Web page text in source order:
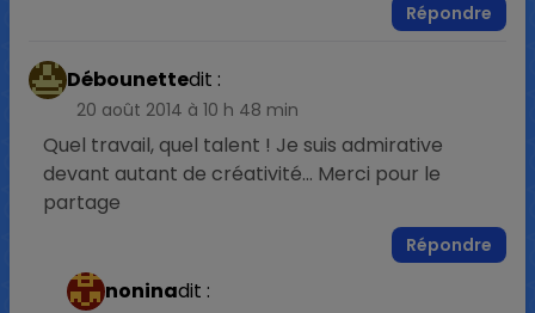
Répondre
Débounettedit :
20 août 2014 à 10 h 48 min
Quel travail, quel talent ! Je suis admirative
devant autant de créativité… Merci pour le
partage
Répondre
noninadit :